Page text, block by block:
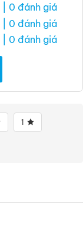
| 0 đánh giá
| 0 đánh giá
| 0 đánh giá
1